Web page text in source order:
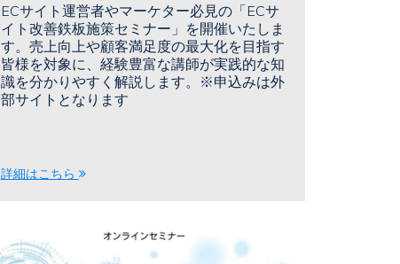
ECサイト運営者やマーケター必見の「ECサ
イト改善鉄板施策セミナー」を開催いたしま
す。売上向上や顧客満足度の最大化を目指す
皆様を対象に、経験豊富な講師が実践的な知
識を分かりやすく解説します。※申込みは外
部サイトとなります
詳細はこちら